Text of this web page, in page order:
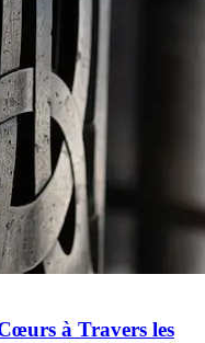
à Travers les